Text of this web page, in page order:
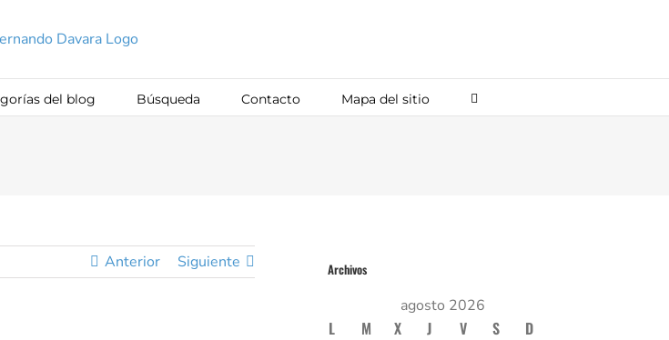
del blog Búsqueda Contacto Mapa del sitio
Anterior Siguiente Archivos
agosto 2026
L M X J V S D